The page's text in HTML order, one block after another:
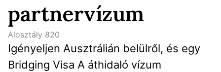
partnervízum
Alosztály 820
Igényeljen Ausztrálián belülről, és egy
Bridging Visa A áthidaló vízum